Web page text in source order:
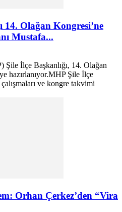
14. Olağan Kongresi’ne
Mustafa...
İlçe Başkanlığı, 14. Olağan
hazırlanıyor. ​MHP Şile İlçe
ve kongre takvimi
Orhan Çerkez’den “Vira